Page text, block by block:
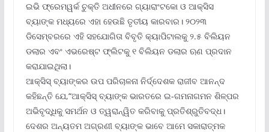
ଇଭି ଫ୍ରେମୱର୍କ ଚୁକ୍ତି ଅଧୀନରେ ଗ୍ୟାରାଂଟକୋ ଓ ଆକ୍ସିସ
ବ୍ୟାଙ୍କ ମଧ୍ୟରେ ଏହା ହେଉଛି ତୃତୀୟ କାରବାର। ୨୦୨୩
ଡିସେମ୍ବରରେ ଏହି ସହଯୋଗିତା ବିବୃତି କ୍ୟାପିଟାଲକୁ ୨.୫ ବିଲିୟନ
ଡଲାର ଏବଂ ଏଭରେଷ୍ଟ ଫ୍ଲିଟକୁ ୧ ବିଲିୟନ ଡଲାର ଋଣ ପ୍ରଦାନ
କରାଯାଇଥିଲା।
ଆକ୍ସିସ୍ ବ୍ୟାଙ୍କର ଉପ ପରିଚାଳନା ନିର୍ଦ୍ଦେଶକ ରାଜୀବ ଆନନ୍ଦ
କହିଛନ୍ତି ଯେ,“ଆକ୍ସିସ୍ ବ୍ୟାଙ୍କ ଭାରତରେ ଇ-ଗମନାଗମନ ଶିଳ୍ପର
ଅଭିବୃଦ୍ଧିକୁ ସମର୍ଥନ ଓ ତ୍ୱରାନ୍ୱିତ କରିବାକୁ ପ୍ରତିଶ୍ରୁତିବଦ୍ଧ।
ଦେଶର ଅନ୍ୟତମ ଅଗ୍ରଣୀ ବ୍ୟାଙ୍କ ଭାବେ ଆମେ ସକାରାତ୍ମକ